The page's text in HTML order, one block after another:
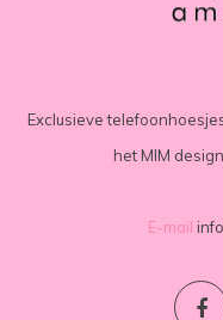
Exclusieve
het MIM
E-mail